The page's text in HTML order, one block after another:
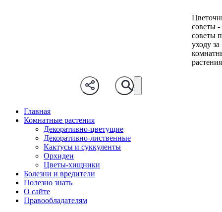
советы -
советы
уходу за
Главная
Комнатные растения
Декоративно-цветущие
Декоративно-лиственные
Кактусы и суккуленты
Орхидеи
Цветы-хищники
Болезни и вредители
Полезно знать
О сайте
Правообладателям